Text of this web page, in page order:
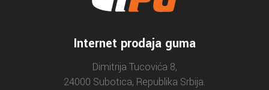
Internet prodaja guma
Dimitrija Tucovića 8,
24000 Subotica, Republika Srbija.